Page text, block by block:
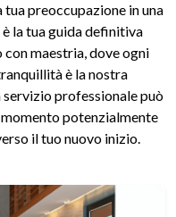
preoccupazione in una
la tua guida definitiva
maestria, dove ogni
è la nostra
professionale può
potenzialmente
il tuo nuovo inizio.